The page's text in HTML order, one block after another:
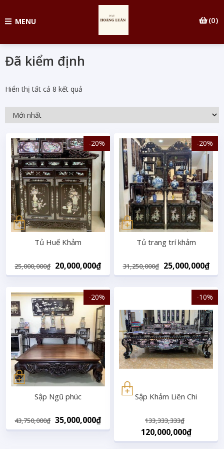
(0)
MENU
Đã kiểm định
Hiển thị tất cả 8 kết quả
-20%
Tủ Huế Khảm
25,000,000₫ Original
price
25,000,000₫.
20,000,000₫Current
price
is:
20,000,000₫.
-20%
Tủ trang trí khảm
31,250,000₫ Original
price
31,250,000₫.
25,000,000₫
is:
-20%
Sập Ngũ phúc
43,750,000₫ Original
price
35,000,000₫Current
price
-10%
Sập Khảm Liên Chi
133,333,333₫
price
was:
120,000,000₫Current
price